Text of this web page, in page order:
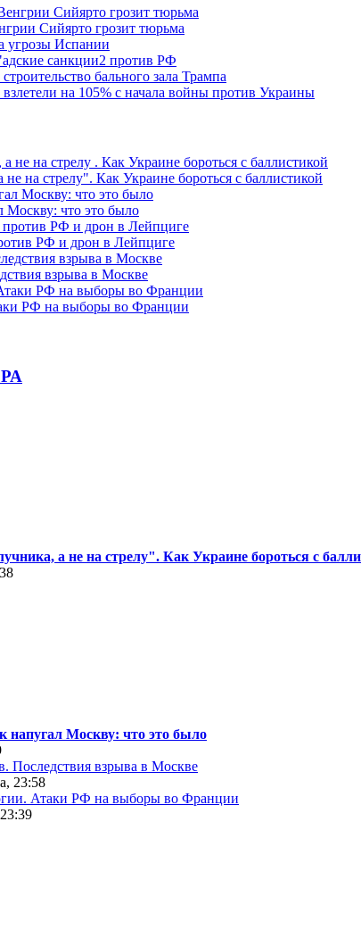
Сийярто грозит тюрьма
угрозы Испании
санкции2 против РФ
бального зала Трампа
на 105% с начала войны против Украины
на стрелу". Как Украине бороться с баллистикой
Москву: что это было
РФ и дрон в Лейпциге
взрыва в Москве
РФ на выборы во Франции
а не на стрелу". Как Украине бороться с
напугал Москву: что это было
Последствия взрыва в Москве
23:58
Атаки РФ на выборы во Франции